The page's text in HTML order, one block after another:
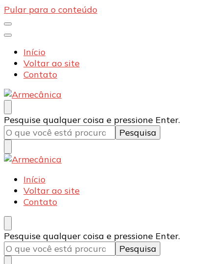
Pular para o conteúdo
Início
Voltar ao site
Contato
Armecânica
Blog
Procurando
algo?
Pesquise qualquer coisa e pressione Enter.
Armecânica
Blog
Início
Voltar ao site
Contato
Procurando
algo?
Pesquise qualquer coisa e pressione Enter.